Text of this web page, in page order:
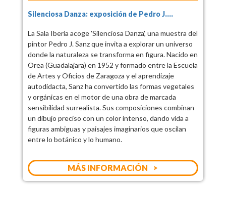
Silenciosa Danza: exposición de Pedro J....
La Sala Iberia acoge 'Silenciosa Danza', una muestra del
pintor Pedro J. Sanz que invita a explorar un universo
donde la naturaleza se transforma en figura. Nacido en
Orea (Guadalajara) en 1952 y formado entre la Escuela
de Artes y Oficios de Zaragoza y el aprendizaje
autodidacta, Sanz ha convertido las formas vegetales
y orgánicas en el motor de una obra de marcada
sensibilidad surrealista. Sus composiciones combinan
un dibujo preciso con un color intenso, dando vida a
figuras ambiguas y paisajes imaginarios que oscilan
entre lo botánico y lo humano.
MÁS INFORMACIÓN